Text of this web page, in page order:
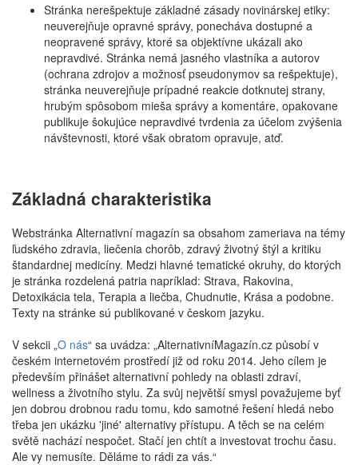
Stránka nerešpektuje základné zásady novinárskej etiky:
neuverejňuje opravné správy, ponecháva dostupné a
neopravené správy, ktoré sa objektívne ukázali ako
nepravdivé. Stránka nemá jasného vlastníka a autorov
(ochrana zdrojov a možnosť pseudonymov sa rešpektuje),
stránka neuverejňuje prípadné reakcie dotknutej strany,
hrubým spôsobom mieša správy a komentáre, opakovane
publikuje šokujúce nepravdivé tvrdenia za účelom zvýšenia
návštevnosti, ktoré však obratom opravuje, atď.
Základná charakteristika
Webstránka Alternativní magazín sa obsahom zameriava na témy
ľudského zdravia, liečenia chorôb, zdravý životný štýl a kritiku
štandardnej medicíny. Medzi hlavné tematické okruhy, do ktorých
je stránka rozdelená patria napríklad: Strava, Rakovina,
Detoxikácia tela, Terapia a liečba, Chudnutie, Krása a podobne.
Texty na stránke sú publikované v českom jazyku.
V sekcii „O nás“ sa uvádza: „AlternativníMagazín.cz působí v
českém internetovém prostředí již od roku 2014. Jeho cílem je
především přinášet alternativní pohledy na oblasti zdraví,
wellness a životního stylu. Za svůj největší smysl považujeme byť
jen dobrou drobnou radu tomu, kdo samotné řešení hledá nebo
třeba jen ukázku 'jiné' alternativy přístupu. A těch se na celém
světě nachází nespočet. Stačí jen chtít a investovat trochu času.
Ale vy nemusíte. Děláme to rádi za vás.“